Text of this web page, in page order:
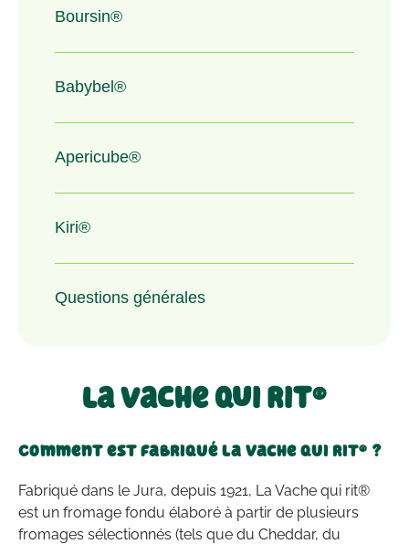
Boursin®
Babybel®
Apericube®
Kiri®
Questions générales
La Vache qui rit®
Comment est fabriqué La Vache qui rit® ?
Fabriqué dans le Jura, depuis 1921, La Vache qui rit®
est un fromage fondu élaboré à partir de plusieurs
fromages sélectionnés (tels que du Cheddar, du